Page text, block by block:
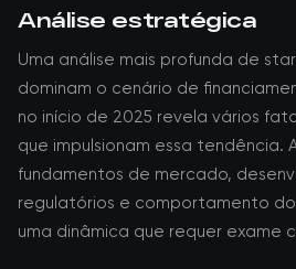
Análise estratégica
Uma análise mais profunda de
dominam o cenário de
no início de 2025 revela vários
que impulsionam essa tendência.
fundamentos de mercado,
regulatórios e comportamento
uma dinâmica que requer exame